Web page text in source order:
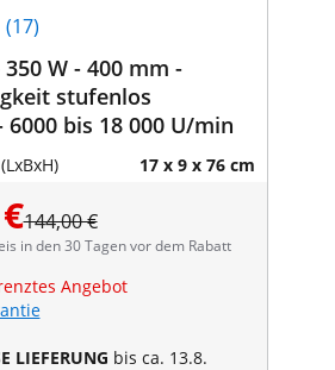
(17)
W - 400 mm -
stufenlos
bis 18 000 U/min
17 x 9 x 76 cm
144,00 €
in den 30 Tagen vor dem Rabatt
Angebot
LIEFERUNG bis ca. 13.8.